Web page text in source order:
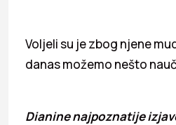
Voljeli su je zbog njene
danas možemo nešto
Dianine najpoznatije